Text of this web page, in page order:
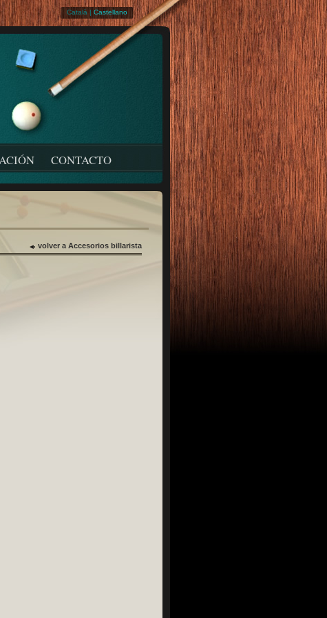
Català | Castellano
CONTACTO
volver a Accesorios billarista